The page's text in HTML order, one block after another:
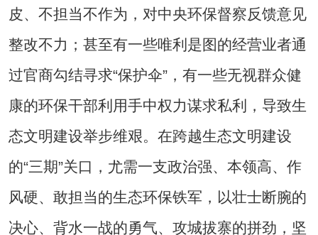
皮、不担当不作为，对中央环保督察反馈意见
整改不力；甚至有一些唯利是图的经营业者通
过官商勾结寻求“保护伞”，有一些无视群众健
康的环保干部利用手中权力谋求私利，导致生
态文明建设举步维艰。在跨越生态文明建设
的“三期”关口，尤需一支政治强、本领高、作
风硬、敢担当的生态环保铁军，以壮士断腕的
决心、背水一战的勇气、攻城拔寨的拼劲，坚